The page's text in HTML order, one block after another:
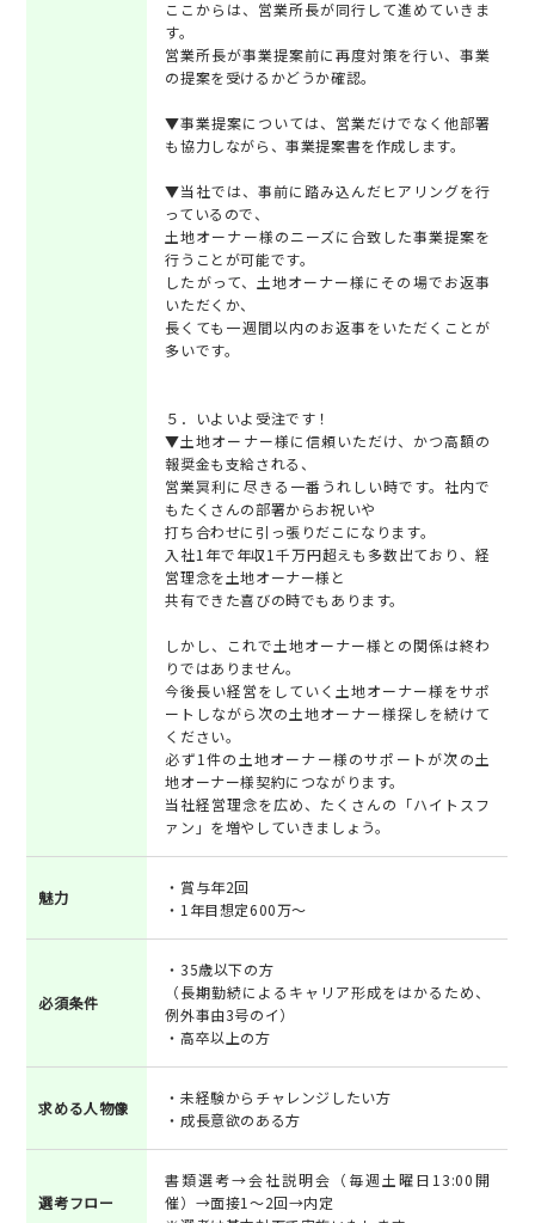
ここからは、営業所長が同行して進めていきま
す。
営業所長が事業提案前に再度対策を行い、事業
の提案を受けるかどうか確認。
▼事業提案については、営業だけでなく他部署
も協力しながら、事業提案書を作成します。
▼当社では、事前に踏み込んだヒアリングを行
っているので、
土地オーナー様のニーズに合致した事業提案を
行うことが可能です。
したがって、土地オーナー様にその場でお返事
いただくか、
長くても一週間以内のお返事をいただくことが
多いです。
５．いよいよ受注です！
▼土地オーナー様に信頼いただけ、かつ高額の
報奨金も支給される、
営業冥利に尽きる一番うれしい時です。社内で
もたくさんの部署からお祝いや
打ち合わせに引っ張りだこになります。
入社1年で年収1千万円超えも多数出ており、経
営理念を土地オーナー様と
共有できた喜びの時でもあります。
しかし、これで土地オーナー様との関係は終わ
りではありません。
今後長い経営をしていく土地オーナー様をサポ
ートしながら次の土地オーナー様探しを続けて
ください。
必ず1件の土地オーナー様のサポートが次の土
地オーナー様契約につながります。
当社経営理念を広め、たくさんの「ハイトスフ
ァン」を増やしていきましょう。
魅力
・賞与年2回
・1年目想定600万～
必須条件
・35歳以下の方
（長期勤続によるキャリア形成をはかるため、
例外事由3号のイ）
・高卒以上の方
求める人物像
・未経験からチャレンジしたい方
・成長意欲のある方
選考フロー
書類選考→会社説明会（毎週土曜日13:00開
催）→面接1～2回→内定